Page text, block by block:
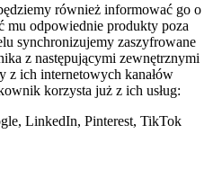
również informować go o
mu odpowiednie produkty poza
synchronizujemy zaszyfrowane
z następującymi zewnętrznymi
z ich internetowych kanałów
korzysta już z ich usług:
LinkedIn, Pinterest, TikTok